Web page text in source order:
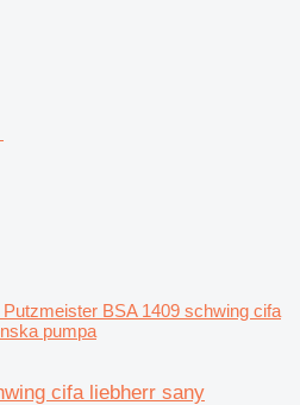
Putzmeister BSA 1409 schwing cifa
pumpa
cifa liebherr sany